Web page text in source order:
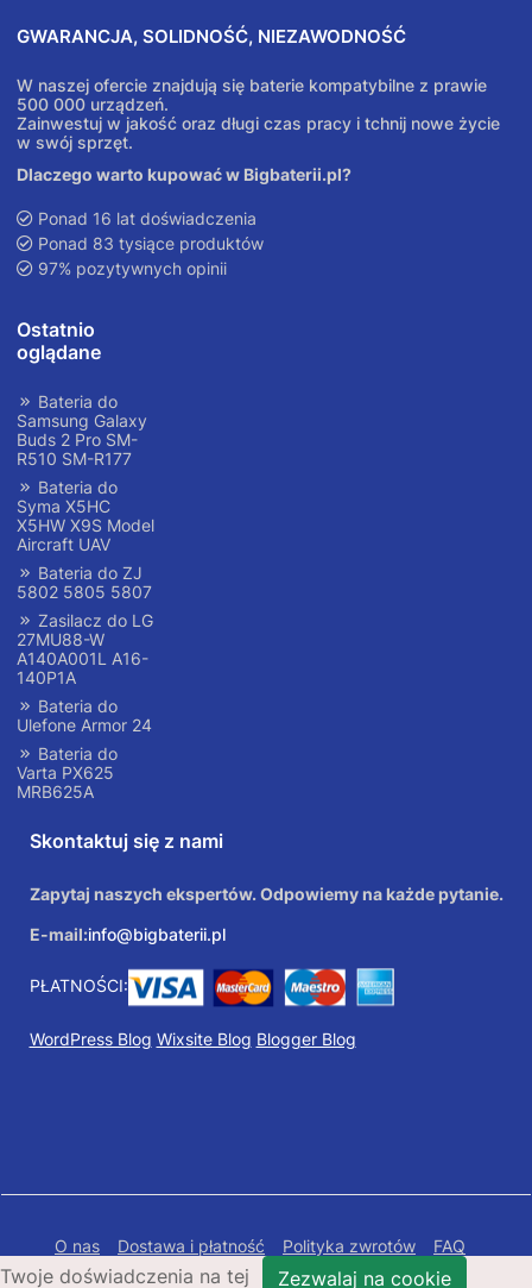
GWARANCJA, SOLIDNOŚĆ, NIEZAWODNOŚĆ
W naszej ofercie znajdują się baterie kompatybilne z prawie
500 000 urządzeń.
Zainwestuj w jakość oraz długi czas pracy i tchnij nowe życie
w swój sprzęt.
Dlaczego warto kupować w Bigbaterii.pl?
Ponad 16 lat doświadczenia
Ponad 83 tysiące produktów
97% pozytywnych opinii
Ostatnio
oglądane
Bateria do
Samsung Galaxy
Buds 2 Pro SM-
R510 SM-R177
Bateria do
Syma X5HC
X5HW X9S Model
Aircraft UAV
Bateria do ZJ
5802 5805 5807
Zasilacz do LG
27MU88-W
A140A001L A16-
140P1A
Bateria do
Ulefone Armor 24
Bateria do
Varta PX625
MRB625A
Skontaktuj się z nami
Zapytaj naszych ekspertów. Odpowiemy na każde pytanie.
E-mail:info@bigbaterii.pl
PŁATNOŚCI:
WordPress Blog Wixsite Blog Blogger Blog
O nas Dostawa i płatność Polityka zwrotów
FAQ
Polityka prywatności
Mapa Strony
Twoje doświadczenia na tej Zezwalaj na cookie